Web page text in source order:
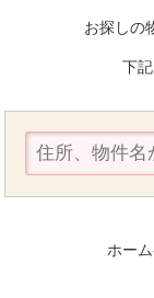
お探しの
下
ホー